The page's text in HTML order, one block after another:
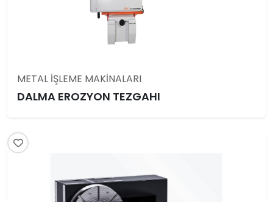
METAL İŞLEME MAKİNALARI
DALMA EROZYON TEZGAHI